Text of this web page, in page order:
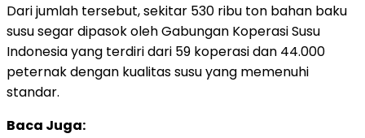
Dari jumlah tersebut, sekitar 530 ribu ton bahan baku
susu segar dipasok oleh Gabungan Koperasi Susu
Indonesia yang terdiri dari 59 koperasi dan 44.000
peternak dengan kualitas susu yang memenuhi
standar.
Baca Juga: